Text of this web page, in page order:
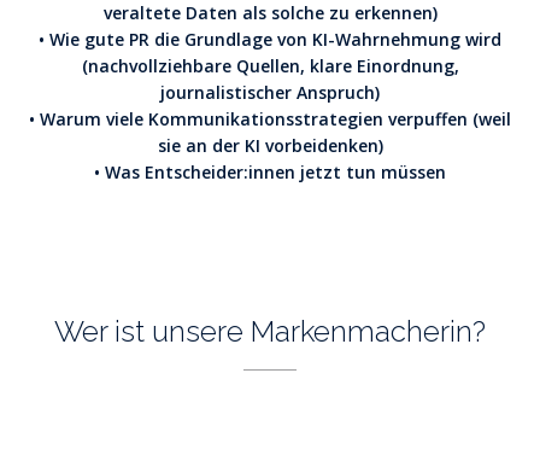
veraltete Daten als solche zu erkennen)
• Wie gute PR die Grundlage von KI-Wahrnehmung wird
(nachvollziehbare Quellen, klare Einordnung,
journalistischer Anspruch)
• Warum viele Kommunikationsstrategien verpuffen (weil
sie an der KI vorbeidenken)
• Was Entscheider:innen jetzt tun müssen
Wer ist unsere Markenmacherin?